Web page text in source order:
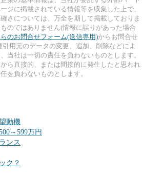
ジに掲載されている情報等を収集した上で、
さについては、万全を期して掲載しておりま
のではありません(情報に誤りがあった場合
のお問合せフォーム(送信専用)からお問合せ
用元のデータの変更、追加、削除などによ
当社は一切の責任を負わないものとします。
ら直接的、または間接的に発生したと思われ
を負わないものとします。
動機
～599万円
ンス
ク？